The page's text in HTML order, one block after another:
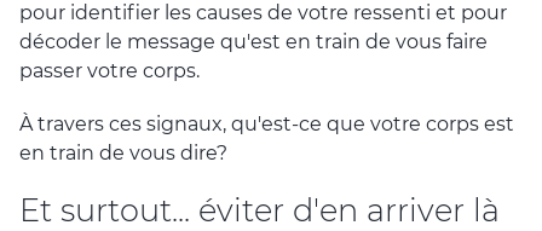
pour identifier les causes de votre ressenti et pour
décoder le message qu'est en train de vous faire
passer votre corps.
À travers ces signaux, qu'est-ce que votre corps est
en train de vous dire?
Et surtout... éviter d'en arriver là